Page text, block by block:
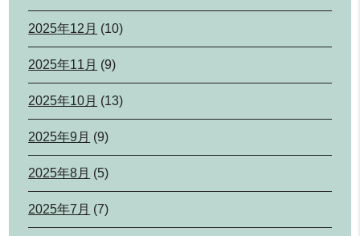
2025年12月 (10)
2025年11月 (9)
2025年10月 (13)
2025年9月 (9)
2025年8月 (5)
2025年7月 (7)